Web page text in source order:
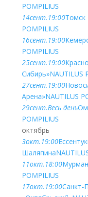
POMPILIUS
14сент. 19:00
POMPILIUS
16сент. 19:00
POMPILIUS
25сент. 19:00
Сибирь»NAUTILUS
27сент. 19:00
Арена»NAUTILUS
29сент.Весь день
POMPILIUS
октябрь
3окт. 19:00
Шаляпина
11окт. 18:00
POMPILIUS
17окт. 19:00Санкт-